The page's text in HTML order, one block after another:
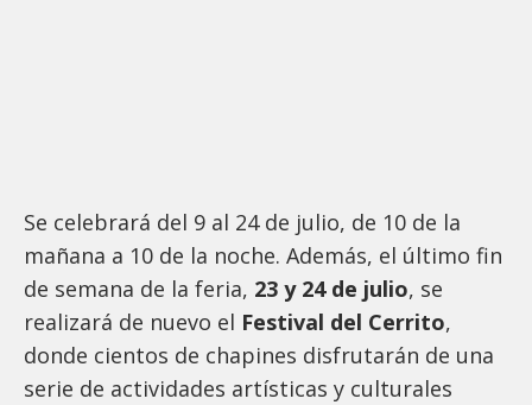
Se celebrará del 9 al 24 de julio, de 10 de la
mañana a 10 de la noche. Además, el último fin
de semana de la feria, 23 y 24 de julio, se
realizará de nuevo el Festival del Cerrito,
donde cientos de chapines disfrutarán de una
serie de actividades artísticas y culturales